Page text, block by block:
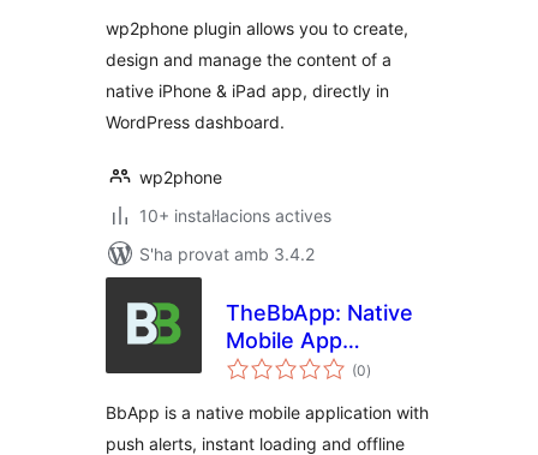
wp2phone plugin allows you to create,
design and manage the content of a
native iPhone & iPad app, directly in
WordPress dashboard.
wp2phone
10+ instal·lacions actives
S'ha provat amb 3.4.2
TheBbApp: Native
Mobile App
Template for(0puntuacions
totals
)
BbApp is a native mobile application with
push alerts, instant loading and offline